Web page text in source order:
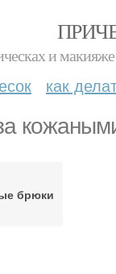
и
как
брюки